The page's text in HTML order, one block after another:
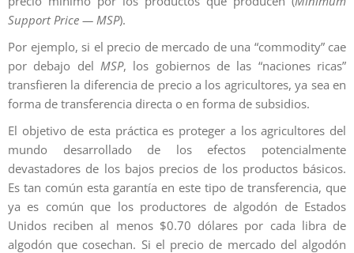
Support Price — MSP).
Por ejemplo, si el precio de mercado de una “commodity” cae
por debajo del MSP, los gobiernos de las “naciones ricas”
transfieren la diferencia de precio a los agricultores, ya sea en
forma de transferencia directa o en forma de subsidios.
El objetivo de esta práctica es proteger a los agricultores del
mundo desarrollado de los efectos potencialmente
devastadores de los bajos precios de los productos básicos.
Es tan común esta garantía en este tipo de transferencia, que
ya es común que los productores de algodón de Estados
Unidos reciben al menos $0.70 dólares por cada libra de
algodón que cosechan. Si el precio de mercado del algodón